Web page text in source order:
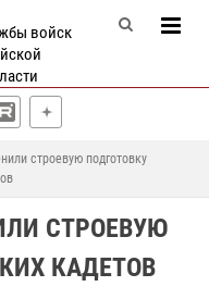
войск
строевую подготовку
СТРОЕВУЮ
КАДЕТОВ